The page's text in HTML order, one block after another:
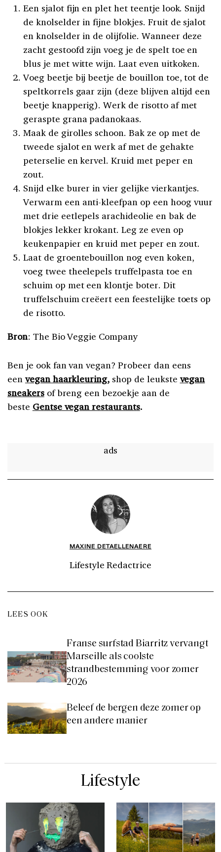
Een sjalot fijn en plet het teentje look. Snijd
de knolselder in fijne blokjes. Fruit de sjalot
en knolselder in de olijfolie. Wanneer deze
zacht gestoofd zijn voeg je de spelt toe en
blus je met witte wijn. Laat even uitkoken.
Voeg beetje bij beetje de bouillon toe, tot de
speltkorrels gaar zijn (deze blijven altijd een
beetje knapperig). Werk de risotto af met
geraspte grana padanokaas.
Maak de girolles schoon. Bak ze op met de
tweede sjalot en werk af met de gehakte
peterselie en kervel. Kruid met peper en
zout.
Snijd elke burer in vier gelijke vierkantjes.
Verwarm een anti-kleefpan op een hoog vuur
met drie eetlepels arachideolie en bak de
blokjes lekker krokant. Leg ze even op
keukenpapier en kruid met peper en zout.
Laat de groentebouillon nog even koken,
voeg twee theelepels truffelpasta toe en
schuim op met een klontje boter. Dit
truffelschuim creëert een feestelijke toets op
de risotto.
Bron: The Bio Veggie Company
Ben je ook fan van vegan? Probeer dan eens
een vegan haarkleuring, shop de leukste vegan
sneakersof breng een bezoekje aan de
beste Gentse vegan restaurants.
ads
MAXINE DETAELLENAERE
Lifestyle Redactrice
LEES OOK
Franse surfstad Biarritz vervangt
Marseille als coolste
strandbestemming voor zomer
2026
Beleef de bergen deze zomer op
een andere manier
Lifestyle